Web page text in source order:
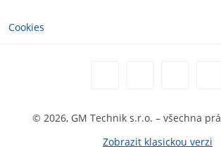
Cookies
© 2026, GM Technik s.r.o. – všechna
Zobrazit klasickou verzi